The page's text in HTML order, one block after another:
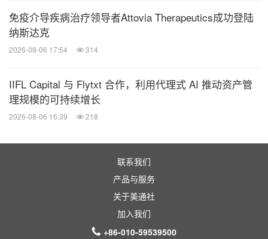
法国里昂商学院战略与发展部总监、董事会成员
Nicolas PEJOUT先生为勇士们颁奖，共同见证了这
一荣耀时刻。
戈壁勇士奖
秦中吉 郭国卫 冯雪森 陈泽澜
詹胜军 陈卫国 王卫杰 琳瑛
高卓 王雪娜 黄耀华
免疫介导疾病治疗领导者Attovia Therapeutics成功登陆
纳斯达克
2026-08-06 17:54 314
IIFL Capital 与 Flytxt 合作，利用代理式 AI 推动资产管
理规模的可持续增长
2026-08-06 16:39 218
联系我们
产品与服务
关于美通社
加入我们
+86-010-59539500